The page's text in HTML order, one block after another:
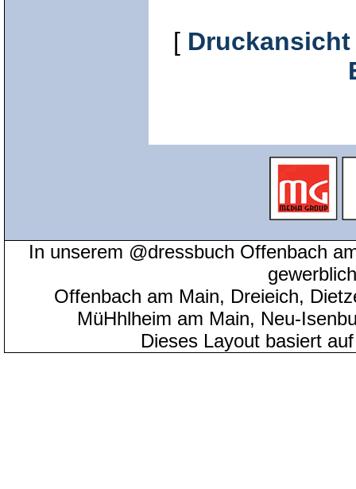
[ Druckansicht
In unserem @dressbuch Offenbach
Offenbach am Main, Dreieich,
MüHhlheim am Main, Neu-
Dieses Layout basiert